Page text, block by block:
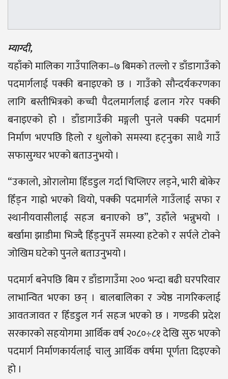
म्याग्दी,
यहाँको मालिका गाउँपालिका–७ बिमको तल्लो र डाँडागाउँको
पदमार्गलाई पक्की बनाइएको छ । गाउँको सौन्दर्यकरणका
लागि बस्तीभित्रको कच्ची पैदलमार्गलाई ढलान गरेर पक्की
बनाइएको हो । डाँडागाउँकी मङ्गली पुनले पक्की पदमार्ग
निर्माण भएपछि हिलो र धुलोको समस्या हट्नुका साथै गाउँ
सफासुग्घर भएको बताउनुभयो ।
“उकालो, ओरालोमा हिँडडुल गर्दा चिप्लिएर लड्ने, भारी बोकेर
हिँड्न गाह्रो भएको थियो, पक्की पदमार्गले गाउँलाई सफा र
स्थानीयवासीलाई सहज बनाएको छ”, उहाँले भन्नुभयो ।
बर्खामा झाडीमा भिज्दै हिँड्नुपर्ने समस्या हटेको र सर्पले टोक्ने
जोखिम घटेको पुनले बताउनुभयो ।
पदमार्ग बनेपछि बिम र डाँडागाउँमा २०० भन्दा बढी घरपरिवार
लाभान्वित भएका छन् । बालबालिका र ज्येष्ठ नागरिकलाई
आवतजावत र हिँडडुल गर्न सहज भएको छ । गण्डकी प्रदेश
सरकारको सहयोगमा आर्थिक वर्ष २०८०÷८१ देखि सुरु भएको
पदमार्ग निर्माणकार्यलाई चालु आर्थिक वर्षमा पूर्णता दिइएको
हो ।